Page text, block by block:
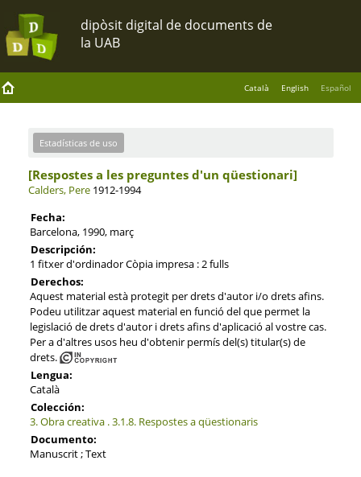
Català English Español
Estadísticas de uso
[Respostes a les preguntes d'un qüestionari]
Calders, Pere1912-1994
Fecha:
Barcelona, 1990, març
Descripción:
1 fitxer d'ordinador Còpia impresa : 2 fulls
Derechos:
Aquest material està protegit per drets d'autor i/o drets afins.
Podeu utilitzar aquest material en funció del que permet la
legislació de drets d'autor i drets afins d'aplicació al vostre cas.
Per a d'altres usos heu d'obtenir permís del(s) titular(s) de
drets.
Lengua:
Català
Colección:
3. Obra creativa . 3.1.8. Respostes a qüestionaris
Documento:
Manuscrit ; Text